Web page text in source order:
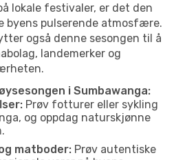
lokale festivaler, er det den
byens pulserende atmosfære.
også denne sesongen til å
landemerker og
i Sumbawanga:
Prøv fotturer eller sykling
og oppdag naturskjønne
matboder: Prøv autentiske